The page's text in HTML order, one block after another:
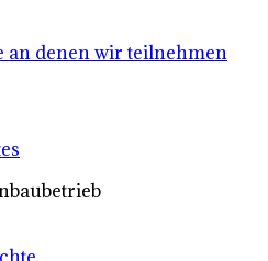
an denen wir teilnehmen